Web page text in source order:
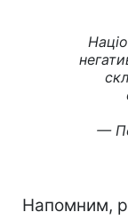
—
Напомним,